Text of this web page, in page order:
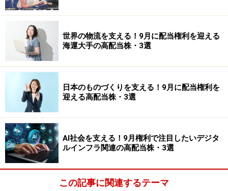
期預金で年0.5％の金利が付いた場合、その1年間は原則
として同じ金利が適用されます。
一方、変動10年は半年ごとに金利が見直されます。将来
金利が上昇すれば受取利息も増えますし、反対に金利が
低下すれば利息も減少します。
ただし、変動10年には最低金利0.05％が設定されていま
す。金利が下がる局面でも一定の利息は受け取れる仕組
みです。
途中でお金が必要になったら？
「あれ？10年間、お金を動かせないのでは？」と思う人
もいるかもしれません。確かに満期は10年ですが、個人
世界の物流を支える！9月に配当権利を迎える
海運大手の高配当株・3選
日本のものづくりを支える！9月に配当権利を
迎える高配当株・3選
AI社会を支える！9月権利で注目したいデジタ
ルインフラ関連の高配当株・3選
この記事に関連するテーマ